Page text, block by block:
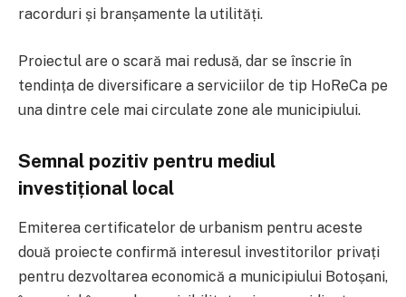
racorduri și branșamente la utilități.
Proiectul are o scară mai redusă, dar se înscrie în
tendința de diversificare a serviciilor de tip HoReCa pe
una dintre cele mai circulate zone ale municipiului.
Semnal pozitiv pentru mediul
investițional local
Emiterea certificatelor de urbanism pentru aceste
două proiecte confirmă interesul investitorilor privați
pentru dezvoltarea economică a municipiului Botoșani,